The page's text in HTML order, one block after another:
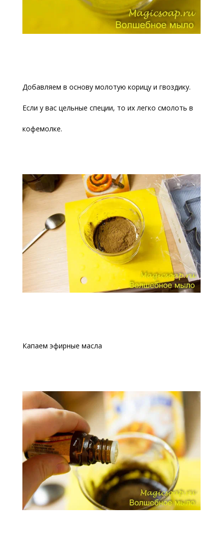
Добавляем в основу молотую корицу и гвоздику.
Если у вас цельные специи, то их легко смолоть в
кофемолке.
Капаем эфирные масла